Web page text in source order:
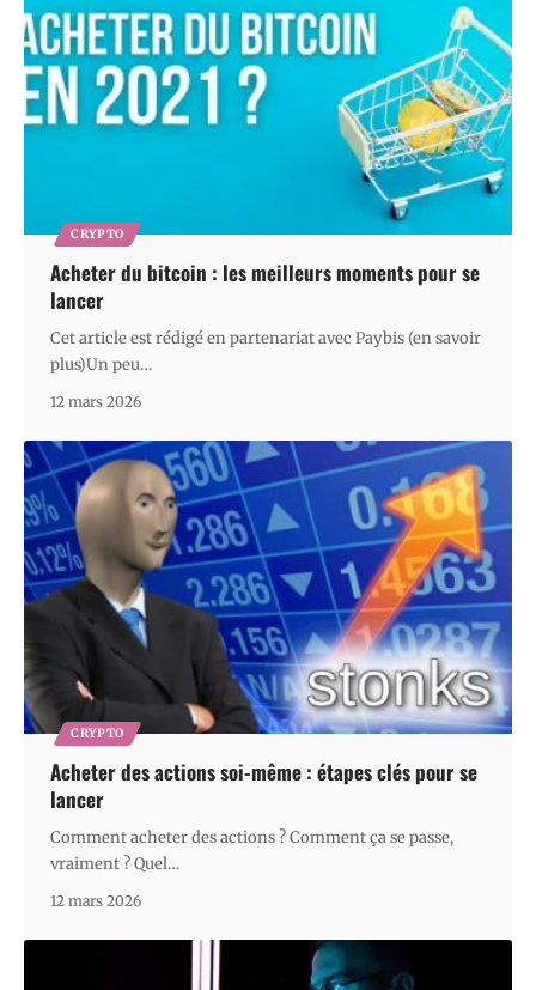
CRYPTO
Acheter du bitcoin : les meilleurs moments pour se
lancer
Cet article est rédigé en partenariat avec Paybis (en savoir
plus)Un peu…
12 mars 2026
CRYPTO
Acheter des actions soi-même : étapes clés pour se
lancer
Comment acheter des actions ? Comment ça se passe,
vraiment ? Quel…
12 mars 2026